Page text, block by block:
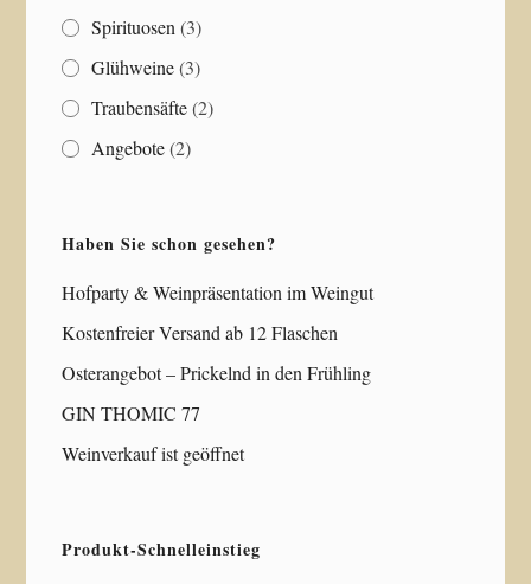
Spirituosen (3)
Glühweine (3)
Traubensäfte (2)
Angebote (2)
Haben Sie schon gesehen?
Hofparty & Weinpräsentation im Weingut
Kostenfreier Versand ab 12 Flaschen
Osterangebot – Prickelnd in den Frühling
GIN THOMIC 77
Weinverkauf ist geöffnet
Produkt-Schnelleinstieg